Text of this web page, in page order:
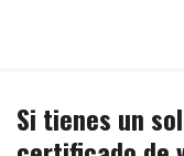
Si tienes un